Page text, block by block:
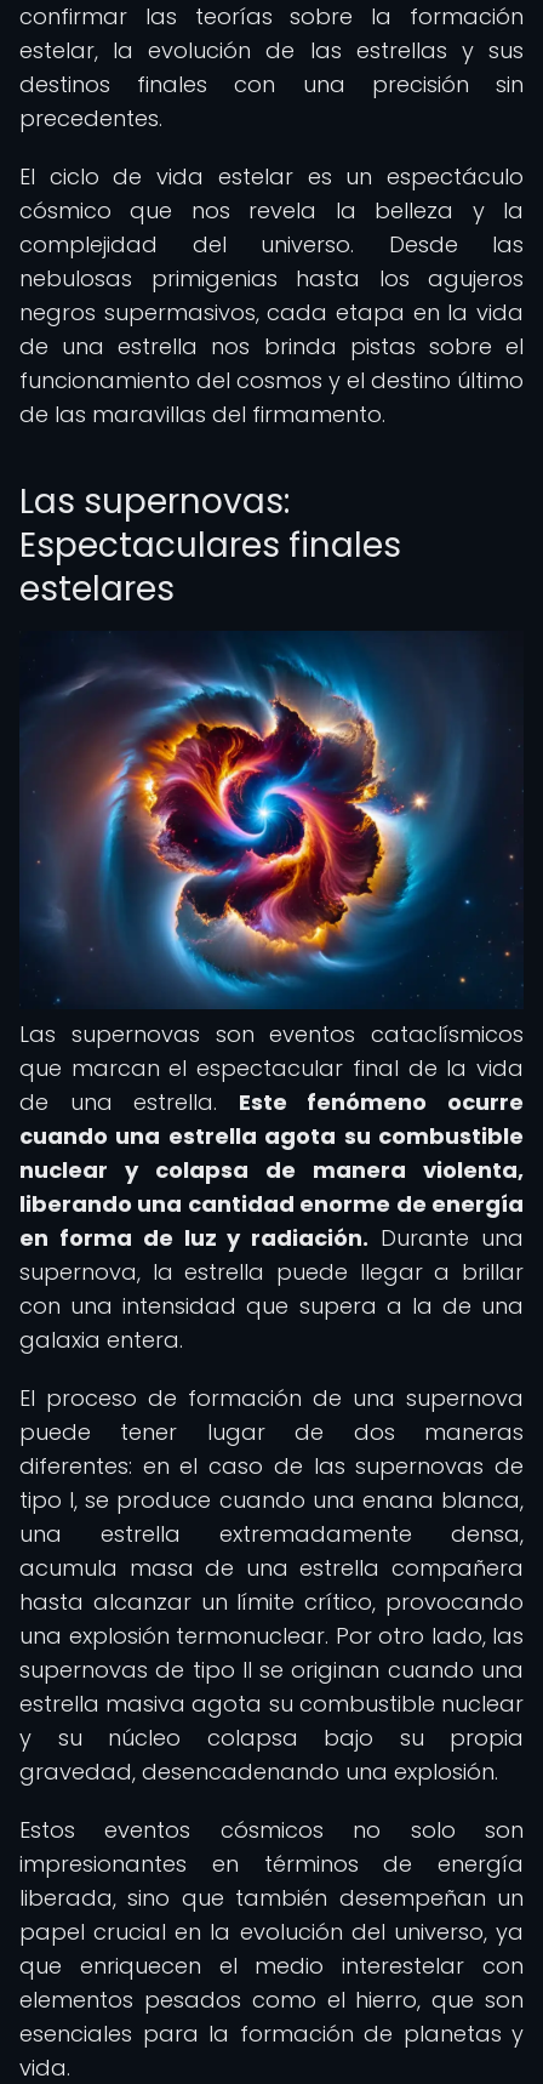
confirmar las teorías sobre la formación
estelar, la evolución de las estrellas y sus
destinos finales con una precisión sin
precedentes.
El ciclo de vida estelar es un espectáculo
cósmico que nos revela la belleza y la
complejidad del universo. Desde las
nebulosas primigenias hasta los agujeros
negros supermasivos, cada etapa en la vida
de una estrella nos brinda pistas sobre el
funcionamiento del cosmos y el destino último
de las maravillas del firmamento.
Las supernovas:
Espectaculares finales
estelares
Las supernovas son eventos cataclísmicos
que marcan el espectacular final de la vida
de una estrella. Este fenómeno ocurre
cuando una estrella agota su combustible
nuclear y colapsa de manera violenta,
liberando una cantidad enorme de energía
en forma de luz y radiación. Durante una
supernova, la estrella puede llegar a brillar
con una intensidad que supera a la de una
galaxia entera.
El proceso de formación de una supernova
puede tener lugar de dos maneras
diferentes: en el caso de las supernovas de
tipo I, se produce cuando una enana blanca,
una estrella extremadamente densa,
acumula masa de una estrella compañera
hasta alcanzar un límite crítico, provocando
una explosión termonuclear. Por otro lado, las
supernovas de tipo II se originan cuando una
estrella masiva agota su combustible nuclear
y su núcleo colapsa bajo su propia
gravedad, desencadenando una explosión.
Estos eventos cósmicos no solo son
impresionantes en términos de energía
liberada, sino que también desempeñan un
papel crucial en la evolución del universo, ya
que enriquecen el medio interestelar con
elementos pesados como el hierro, que son
esenciales para la formación de planetas y
vida.